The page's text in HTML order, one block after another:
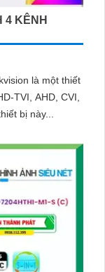
4 KÊNH
là một thiết
TVI, AHD, CVI,
thiết bị này...